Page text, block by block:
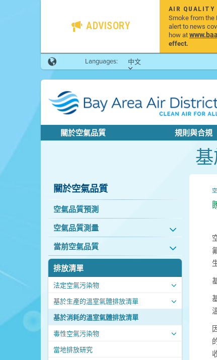
ADVISORY
AIR QUALITY
Smoke from the
alert to news
how at
effect.
Languages: 中文
關於空氣品質 規則與合規
關於空氣品質
空氣品質預測
空氣品質測量
當前空氣品質
排放清單
法定空氣污染物
基於生產的溫室氣體排放清單
基於消耗的溫室氣體排放清單
毒性空氣污染物
當地排放研究